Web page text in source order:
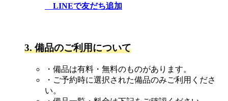
LINEで友だち追加
3. 備品のご利用について
・備品は有料・無料のものがあります。
・ご予約時に選択された備品のみご利用くださ
い。